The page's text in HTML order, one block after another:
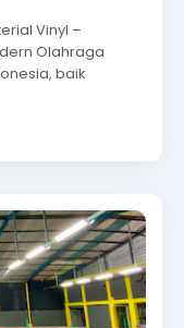
Vinyl –
Olahraga
baik